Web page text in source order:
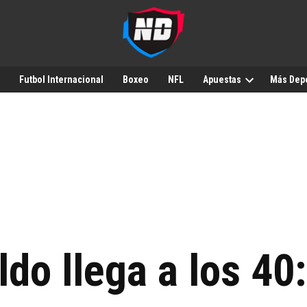
Futbol Internacional Boxeo NFL Apuestas Más
llega a los